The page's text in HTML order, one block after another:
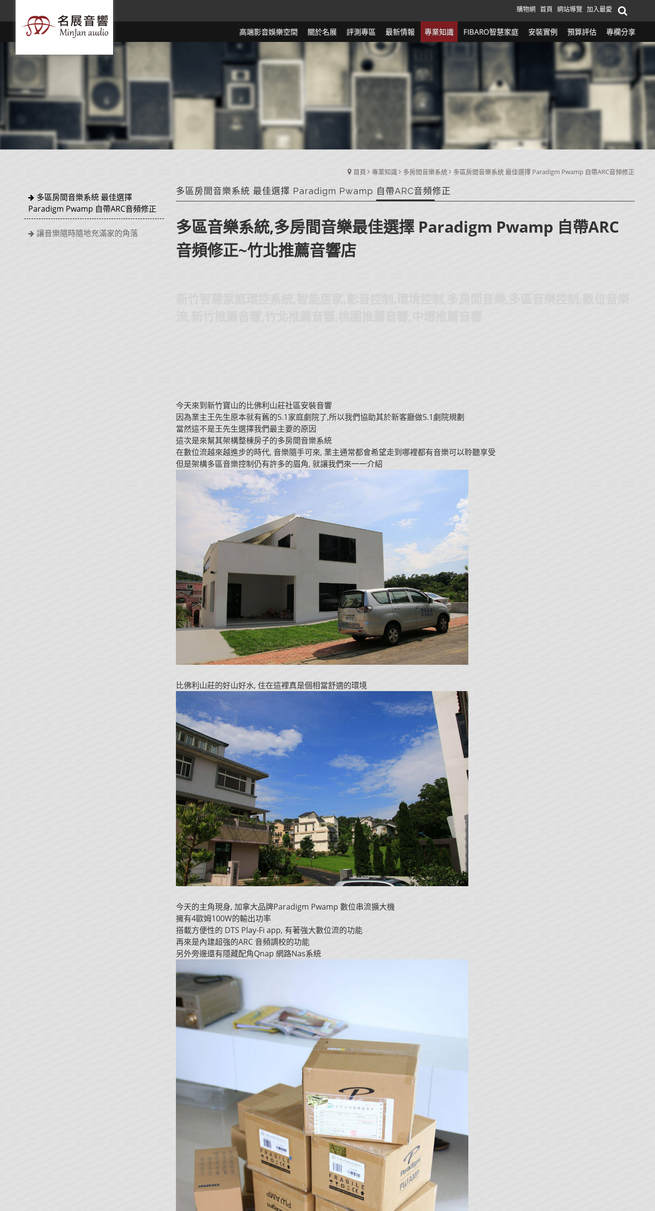
購物網 首頁 網站導覽 加入最愛
高端影音娛樂空間 關於名展 評測專區 最新情報 專業知識 FIBARO智慧家庭 安裝實例 預算評估 專欄分享
首頁 專業知識 多房間音樂系統 多區房間音樂系統 最佳選擇 Paradigm Pwamp 自帶ARC音頻修正
多區房間音樂系統 最佳選擇
Paradigm Pwamp 自帶ARC音頻修正
讓音樂隨時隨地充滿家的角落
多區房間音樂系統 最佳選擇 Paradigm Pwamp 自帶ARC音頻修正
多區音樂系統,多房間音樂最佳選擇 Paradigm Pwamp 自帶ARC
音頻修正~竹北推薦音響店
今天來到新竹寶山的比佛利山莊社區安裝音響
因為業主王先生原本就有舊的5.1家庭劇院了,所以我們協助其於新客廳做5.1劇院規劃
當然這不是王先生選擇我們最主要的原因
這次是來幫其架構整棟房子的多房間音樂系統
在數位流越來越進步的時代, 音樂隨手可來, 業主通常都會希望走到哪裡都有音樂可以聆聽享受
但是架構多區音樂控制仍有許多的眉角, 就讓我們來一一介紹
比佛利山莊的好山好水, 住在這裡真是個相當舒適的環境
今天的主角現身, 加拿大品牌Paradigm Pwamp 數位串流擴大機
擁有4歐姆100W的輸出功率
搭載方便性的 DTS Play-Fi app, 有著強大數位流的功能
再來是內建超強的ARC 音頻調校的功能
另外旁邊還有隱藏配角Qnap 網路Nas系統